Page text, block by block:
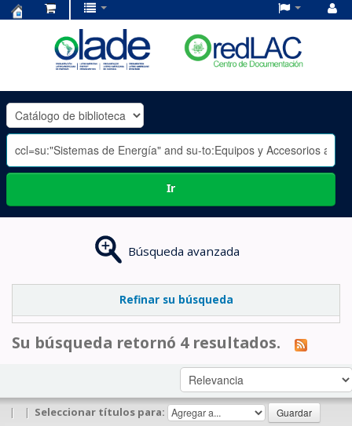
OLADE
-
Ir
Búsqueda avanzada
Refinar su búsqueda
Su búsqueda retornó 4 resultados.
| | Seleccionar títulos para: